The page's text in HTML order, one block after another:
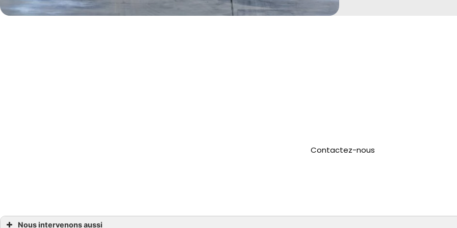
Contactez-nous
Nous intervenons aussi